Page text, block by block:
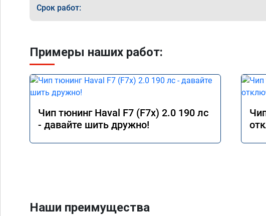
Срок работ:
Примеры наших работ:
Чип тюнинг Haval F7 (F7x) 2.0 190 лс
- давайте шить дружно!
Наши преимущества